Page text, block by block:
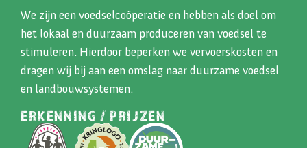
We zijn een voedselcoöperatie en hebben als doel om
het lokaal en duurzaam produceren van voedsel te
stimuleren. Hierdoor beperken we vervoerskosten en
dragen wij bij aan een omslag naar duurzame voedsel
en landbouwsystemen.
ERKENNING / PRIJZEN